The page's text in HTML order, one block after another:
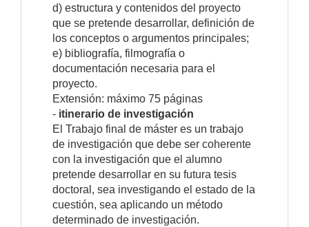
d) estructura y contenidos del proyecto
que se pretende desarrollar, definición de
los conceptos o argumentos principales;
e) bibliografía, filmografía o
documentación necesaria para el
proyecto.
Extensión: máximo 75 páginas
- itinerario de investigación
El Trabajo final de máster es un trabajo
de investigación que debe ser coherente
con la investigación que el alumno
pretende desarrollar en su futura tesis
doctoral, sea investigando el estado de la
cuestión, sea aplicando un método
determinado de investigación.